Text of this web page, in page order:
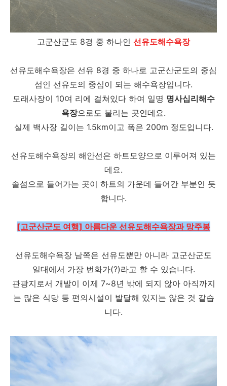
고군산군도 8경 중 하나인 선유도해수욕장
선유도해수욕장은 선유 8경 중 하나로 고군산군도의 중심
섬인 선유도의 중심이 되는 해수욕장입니다.
모래사장이 10여 리에 걸쳐있다 하여 일명 명사십리해수
욕장으로도 불리는 곳인데요.
실제 백사장 길이는 1.5km이고 폭은 200m 정도입니다.
선유도해수욕장의 해안선은 하트모양으로 이루어져 있는
데요.
솔섬으로 들어가는 곳이 하트의 가운데 들어간 부분인 듯
합니다.
[고군산군도 여행] 아름다운 선유도해수욕장과 망주봉
선유도해수욕장 남쪽은 선유도뿐만 아니라 고군산군도
일대에서 가장 번화가(?)라고 할 수 있습니다.
관광지로서 개발이 이제 7~8년 밖에 되지 않아 아직까지
는 많은 식당 등 편의시설이 발달해 있지는 않은 것 같습
니다.